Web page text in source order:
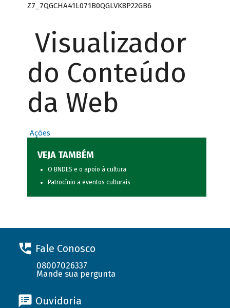
Z7_7QGCHA41L071B0QGLVK8P22GB6
Visualizador
do Conteúdo
da Web
Ações
VEJA TAMBÉM
O BNDES e o apoio à cultura
Patrocínio a eventos culturais
Fale Conosco
08007026337
Mande sua pergunta
Ouvidoria